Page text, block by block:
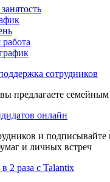
сотрудников
предлагаете
онлайн
и подписывайте
и личных встреч
2 раза с Talantix